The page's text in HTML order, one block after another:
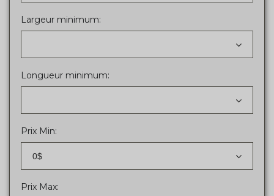
Largeur minimum:
Longueur minimum:
Prix Min:
0$
Prix Max: